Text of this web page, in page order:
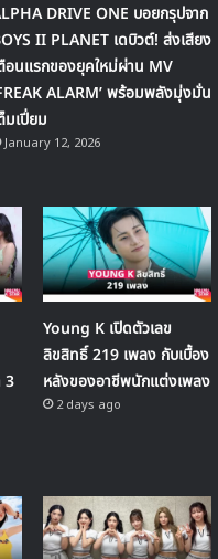
DRIVE ONE บอยกรุปจาก
II PLANET เดบิวต์! ส่งเสียง
อนแรกของยุคใหม่ผ่าน MV
ALARM’ พร้อมพลังมุ่งมั่น
มเปี่ยม
January 12, 2026
3
Young K เปิดตัวเลข
ลิขสิทธิ์ 219 เพลง กับเบื้อง
หลังของอาชีพนักแต่งเพลง
2 days ago